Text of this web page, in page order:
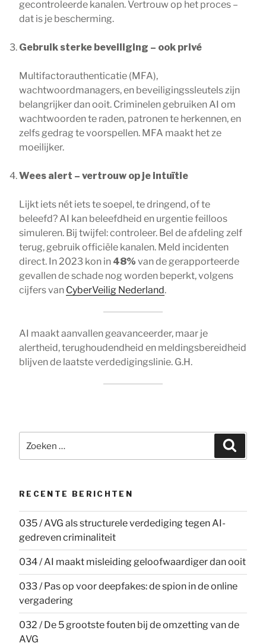
gecontroleerde kanalen. Vertrouw op het proces –
dat is je bescherming.
Gebruik sterke beveiliging – ook privé
Multifactorauthenticatie (MFA),
wachtwoordmanagers, en beveiligingssleutels zijn
belangrijker dan ooit. Criminelen gebruiken AI om
wachtwoorden te raden, patronen te herkennen, en
zelfs gedrag te voorspellen. MFA maakt het ze
moeilijker.
Wees alert – vertrouw op je intuïtie
Lijkt iets nét iets te soepel, te dringend, of te
beleefd? AI kan beleefdheid en urgentie feilloos
simuleren. Bij twijfel: controleer. Bel de afdeling zelf
terug, gebruik officiële kanalen. Meld incidenten
direct. In 2023 kon in 48% van de gerapporteerde
gevallen de schade nog worden beperkt, volgens
cijfers van CyberVeilig Nederland.
AI maakt aanvallen geavanceerder, maar je
alertheid, terughoudendheid en meldingsbereidheid
blijven de laatste verdedigingslinie. G.H.
naar:
RECENTE BERICHTEN
035 / AVG als structurele verdediging tegen AI-
gedreven criminaliteit
034 / AI maakt misleiding geloofwaardiger dan ooit
033 / Pas op voor deepfakes: de spion in de online
vergadering
032 / De 5 grootste fouten bij de omzetting van de
AVG